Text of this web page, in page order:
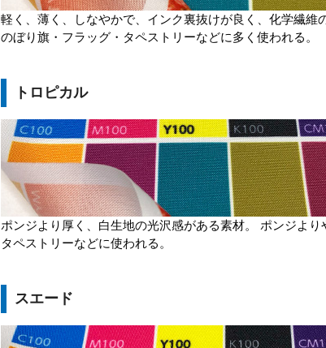
軽く、薄く、しなやかで、インク裏抜けが良く、化学繊維
のぼり旗・フラッグ・タペストリーなどに多く使われる。
トロピカル
ポンジより厚く、白生地の光沢感がある素材。 ポンジより
タペストリーなどに使われる。
スエード